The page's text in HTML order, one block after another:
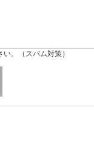
。（スパム対策）